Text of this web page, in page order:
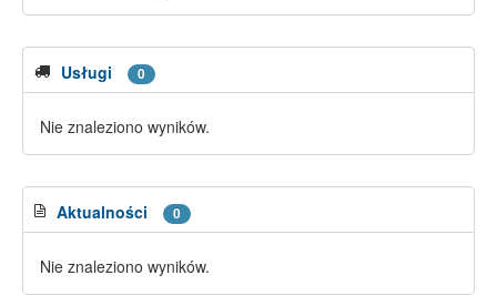
Usługi 0
Nie znaleziono wyników.
Aktualności 0
Nie znaleziono wyników.